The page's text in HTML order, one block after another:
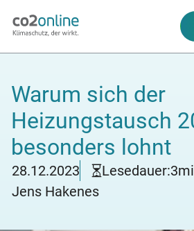
Warum sich der
Heizungstausch
besonders lohnt
28.12.2023 Lesedauer:3
Jens Hakenes